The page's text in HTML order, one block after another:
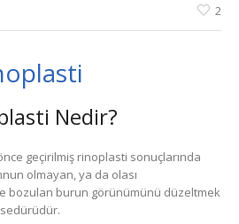
2
Nedir?
geçirilmiş rinoplasti sonuçlarında
olmayan, ya da olası
bozulan burun görünümünü düzeltmek